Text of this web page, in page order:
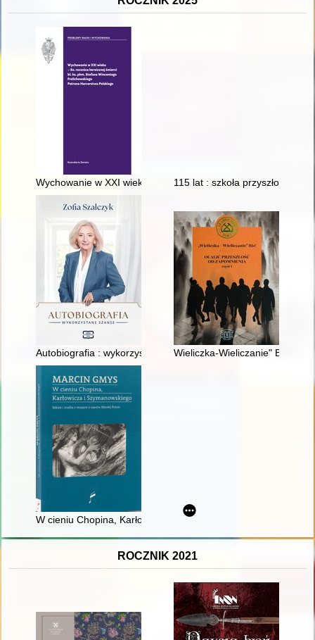
Wychowanie w XXI wieku : 80. rocznica heroicznej śmierci
115 lat : szkoła przyszłości :
Autobiografia : wykorzystane szanseWieliczka-Wieliczanie" Bis! :
W cieniu Chopina, Karłowicza i Szymanowskiego : szkice i
ROCZNIK 2021